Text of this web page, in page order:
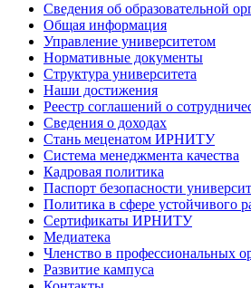
Сведения об образовательной
Общая информация
Управление университетом
Нормативные документы
Структура университета
Наши достижения
Реестр соглашений о
Сведения о доходах
Стань меценатом ИРНИТУ
Система менеджмента качества
Кадровая политика
Паспорт безопасности
Политика в сфере устойчивого
Сертификаты ИРНИТУ
Медиатека
Членство в профессиональных
Развитие кампуса